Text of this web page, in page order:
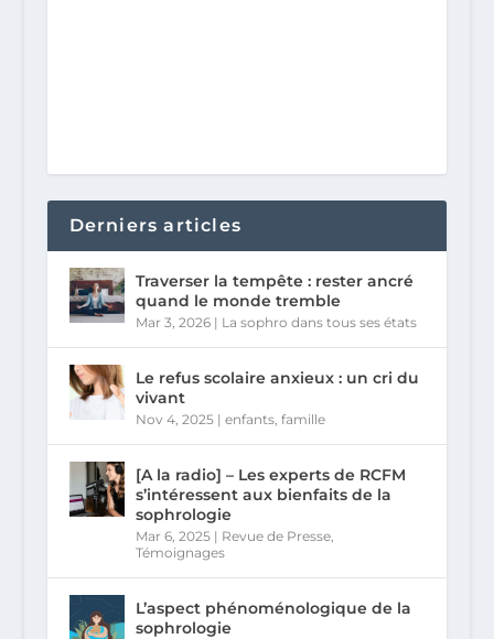
Derniers articles
Traverser la tempête : rester ancré
quand le monde tremble
Mar 3, 2026| La sophro dans tous ses états
Le refus scolaire anxieux : un cri du
vivant
Nov 4, 2025| enfants, famille
[A la radio] – Les experts de RCFM
s’intéressent aux bienfaits de la
sophrologie
Mar 6, 2025| Revue de Presse,
Témoignages
L’aspect phénoménologique de la
sophrologie